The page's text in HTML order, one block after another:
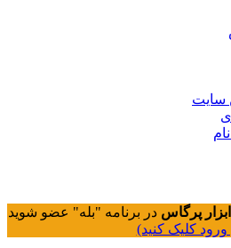
سایت
ابزار پرگاس در برنامه "بله" عضو شوید
ورود کلیک کنید)